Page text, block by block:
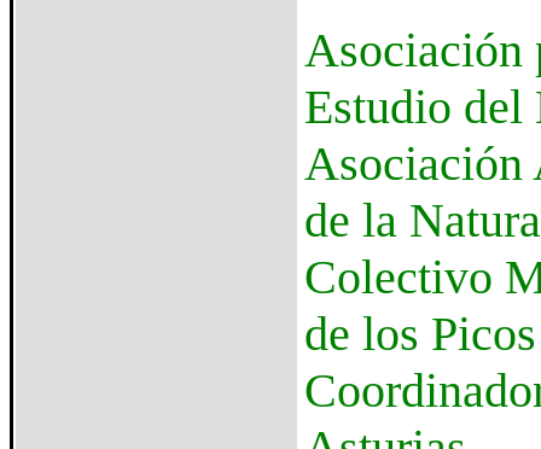
Asociación
Estudio
Asociación
de la
Colectivo
de los